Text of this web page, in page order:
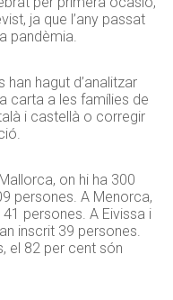
ja que l’any passat
pandèmia.
han hagut d’analitzar
carta a les famílies de
i castellà o corregir
on hi ha 300
persones. A Menorca,
persones. A Eivissa i
inscrit 39 persones.
el 82 per cent són